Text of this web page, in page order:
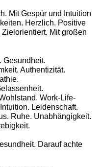
Mit Gespür und Intuition
Herzlich. Positive
Mit großen
Gesundheit.
Authentizität.
Work-Life-
Leidenschaft.
Ruhe. Unabhängigkeit.
Darauf achte